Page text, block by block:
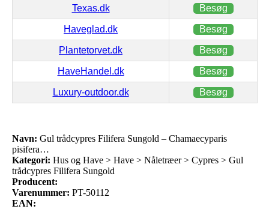
Texas.dk Besøg
Haveglad.dk Besøg
Plantetorvet.dk Besøg
HaveHandel.dk Besøg
Luxury-outdoor.dk Besøg
Navn: Gul trådcypres Filifera Sungold – Chamaecyparis
pisifera…
Kategori: Hus og Have > Have > Nåletræer > Cypres > Gul
trådcypres Filifera Sungold
Producent:
Varenummer: PT-50112
EAN: